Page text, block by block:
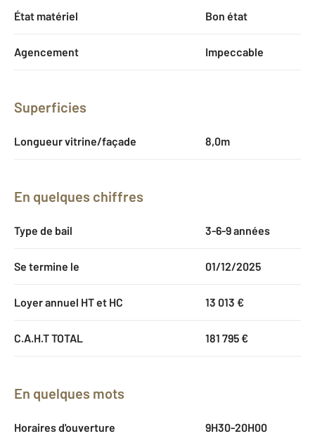
État matériel Bon état
Agencement Impeccable
Superficies
Longueur vitrine/façade 8,0m
En quelques chiffres
Type de bail 3-6-9 années
Se termine le 01/12/2025
Loyer annuel HT et HC 13 013 €
C.A.H.T TOTAL 181 795 €
En quelques mots
Horaires d'ouverture 9H30-20H00